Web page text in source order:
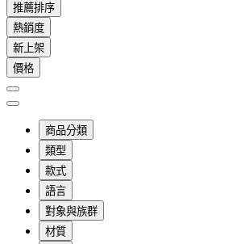
推薦排序
熱銷度
新上架
價格
商品分類
類型
款式
語言
對象與族群
材質